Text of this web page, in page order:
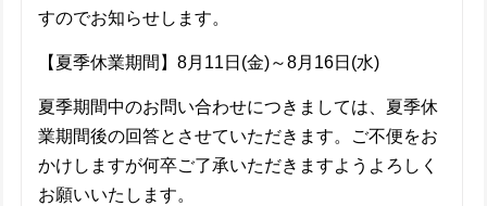
すのでお知らせします。
【夏季休業期間】 8月11日(金)～8月16日(水)
夏季期間中のお問い合わせにつきましては、夏季休
業期間後の回答とさせていただきます。ご不便をお
かけしますが何卒ご了承いただきますようよろしく
お願いいたします。